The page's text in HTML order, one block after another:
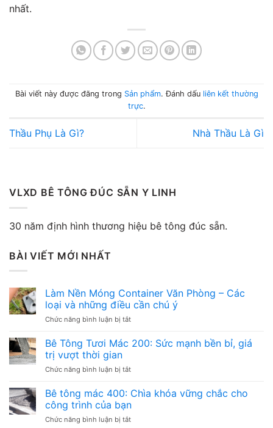
nhất.
Bài viết này được đăng trong Sản phẩm. Đánh dấu liên kết thường
trực.
Thầu Phụ Là Gì? Nhà Thầu Là Gì
VLXD BÊ TÔNG ĐÚC SẴN Y LINH
30 năm định hình thương hiệu bê tông đúc sẵn.
BÀI VIẾT MỚI NHẤT
Làm Nền Móng Container Văn Phòng – Các
loại và những điều cần chú ý
Chức năng bình luận bị tắtở
Nền
Văn
–
Các
và
Bê Tông Tươi Mác 200: Sức mạnh bền bỉ, giá
trị vượt thời gian
Chức năng bình luận bị tắtở
Tông
Tươi
Mác
200:
Bê tông mác 400: Chìa khóa vững chắc cho
công trình của bạn
Chức năng bình luận bị tắtở